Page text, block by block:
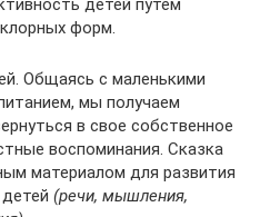
детей путём
форм.
Общаясь с маленькими
мы получаем
в свое собственное
воспоминания. Сказка
материалом для развития
(речи, мышления,